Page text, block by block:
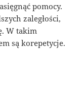
pomocy.
zaległości,
W takim
są korepetycje.